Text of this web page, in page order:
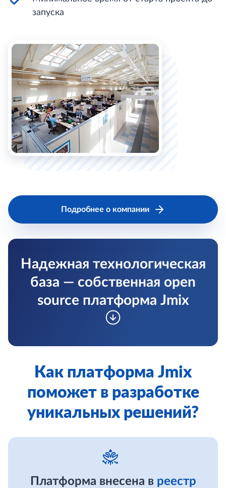
запуска
Подробнее о компании
Надежная технологическая
база — собственная open
source платформа Jmix
Как платформа Jmix
поможет в разработке
уникальных решений?
Платформа внесена в реестр